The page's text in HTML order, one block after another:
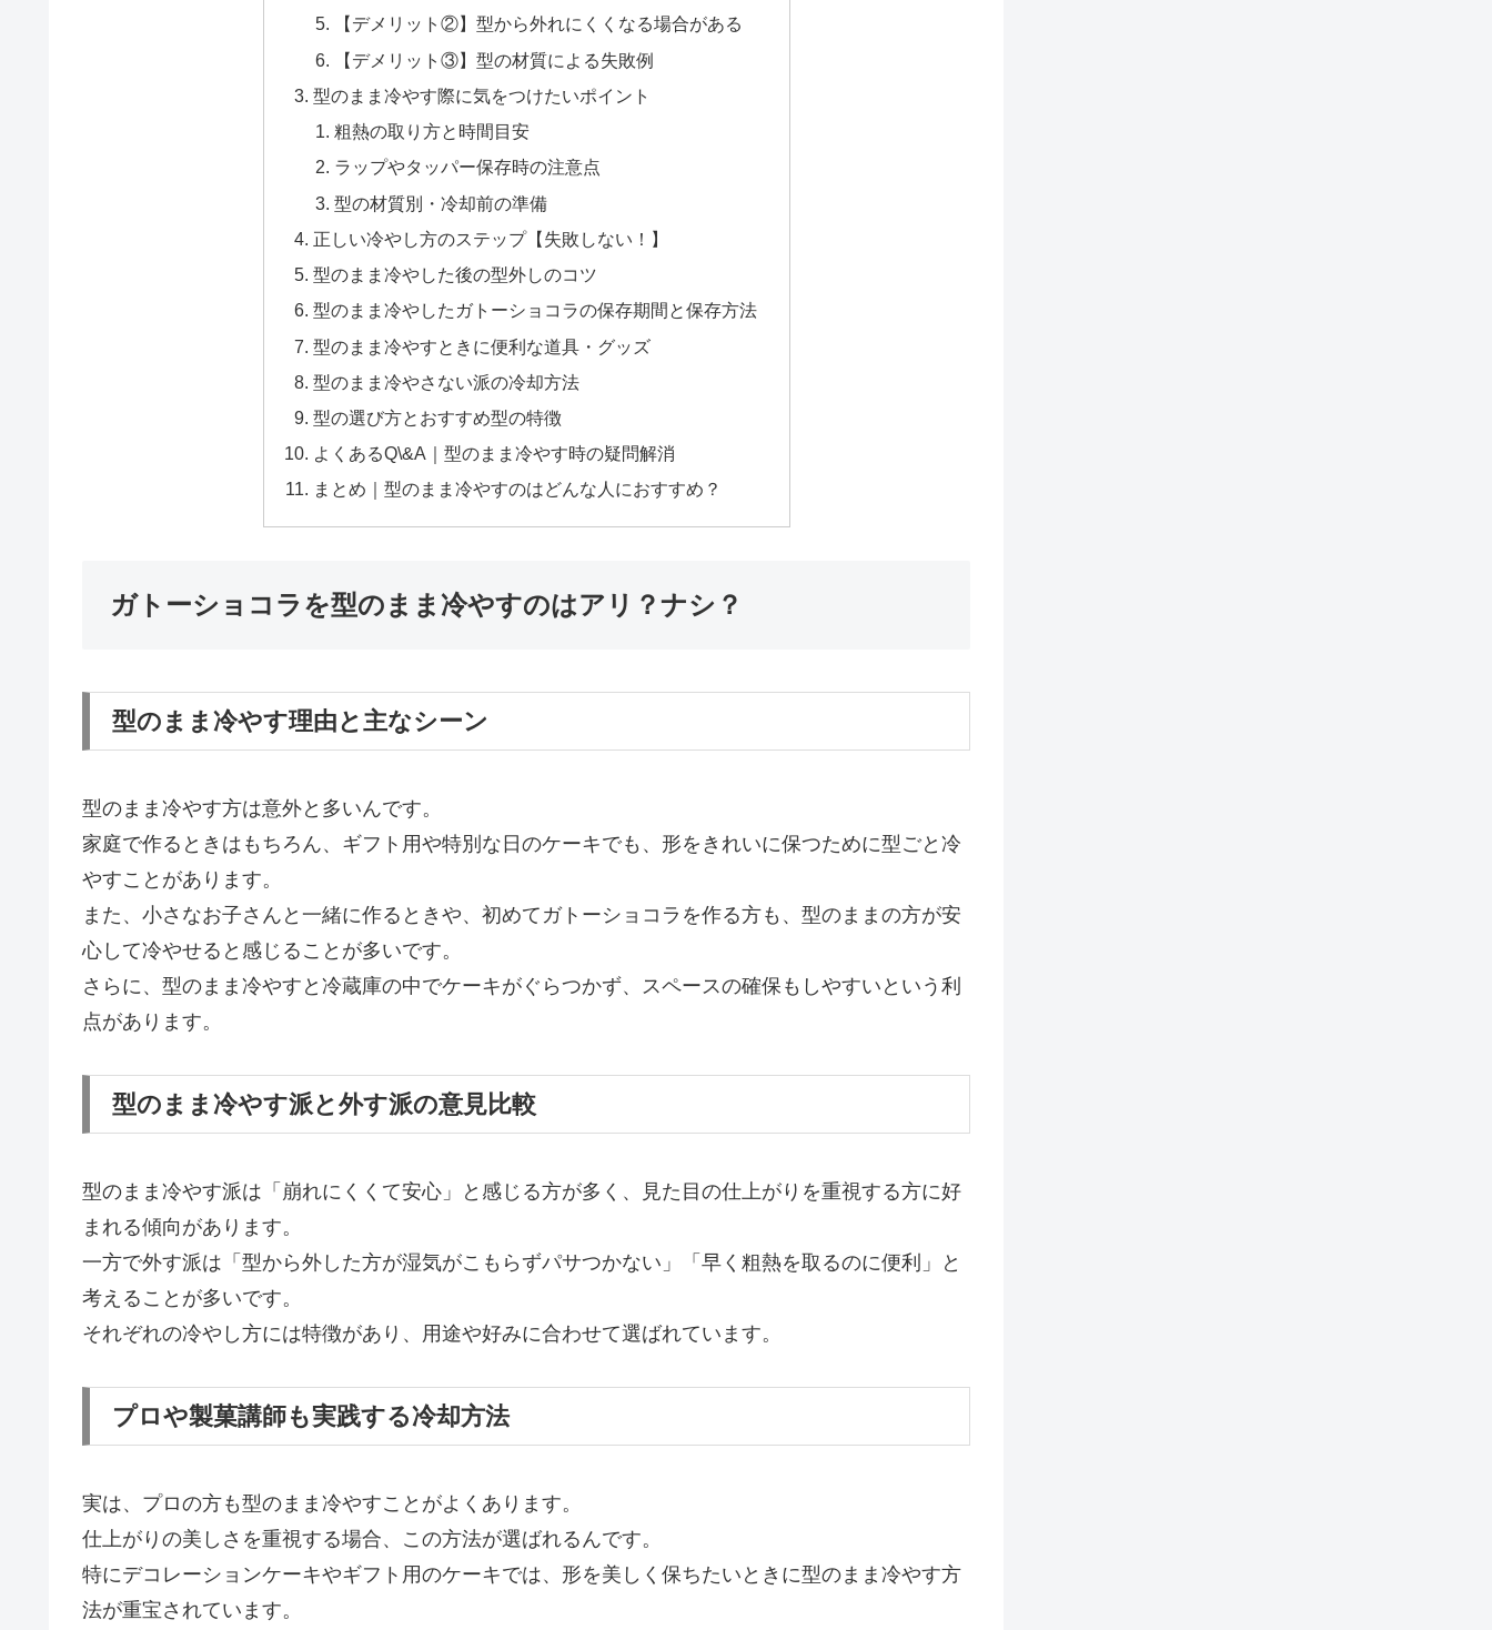
【デメリット②】型から外れにくくなる場合がある
【デメリット③】型の材質による失敗例
型のまま冷やす際に気をつけたいポイント
粗熱の取り方と時間目安
ラップやタッパー保存時の注意点
型の材質別・冷却前の準備
正しい冷やし方のステップ【失敗しない！】
型のまま冷やした後の型外しのコツ
型のまま冷やしたガトーショコラの保存期間と保存方法
型のまま冷やすときに便利な道具・グッズ
型のまま冷やさない派の冷却方法
型の選び方とおすすめ型の特徴
よくあるQ\&A｜型のまま冷やす時の疑問解消
まとめ｜型のまま冷やすのはどんな人におすすめ？
ガトーショコラを型のまま冷やすのはアリ？ナシ？
型のまま冷やす理由と主なシーン
型のまま冷やす方は意外と多いんです。
家庭で作るときはもちろん、ギフト用や特別な日のケーキでも、形をきれいに保つために型ごと冷
やすことがあります。
また、小さなお子さんと一緒に作るときや、初めてガトーショコラを作る方も、型のままの方が安
心して冷やせると感じることが多いです。
さらに、型のまま冷やすと冷蔵庫の中でケーキがぐらつかず、スペースの確保もしやすいという利
点があります。
型のまま冷やす派と外す派の意見比較
型のまま冷やす派は「崩れにくくて安心」と感じる方が多く、見た目の仕上がりを重視する方に好
まれる傾向があります。
一方で外す派は「型から外した方が湿気がこもらずパサつかない」「早く粗熱を取るのに便利」と
考えることが多いです。
それぞれの冷やし方には特徴があり、用途や好みに合わせて選ばれています。
プロや製菓講師も実践する冷却方法
実は、プロの方も型のまま冷やすことがよくあります。
仕上がりの美しさを重視する場合、この方法が選ばれるんです。
特にデコレーションケーキやギフト用のケーキでは、形を美しく保ちたいときに型のまま冷やす方
法が重宝されています。